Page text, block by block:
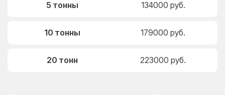
5 тонны 134000 руб.
10 тонны 179000 руб.
20 тонн 223000 руб.